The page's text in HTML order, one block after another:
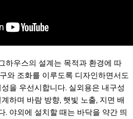
하우스의 설계는 목적과 환경에 따
와 조화를 이루도록 디자인하면서도
을 우선시합니다. 실외용은 내구성
하며 바람 방향, 햇빛 노출, 지면 배
. 야외에 설치할 때는 바닥을 약간 띄